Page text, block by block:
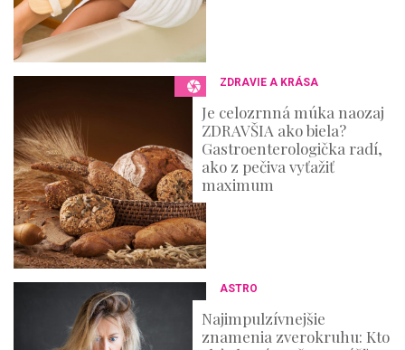
ZDRAVIE A KRÁSA
Je celozrnná múka naozaj
ZDRAVŠIA ako biela?
Gastroenterologička radí,
ako z pečiva vyťažiť
maximum
ASTRO
Najimpulzívnejšie
znamenia zverokruhu: Kto